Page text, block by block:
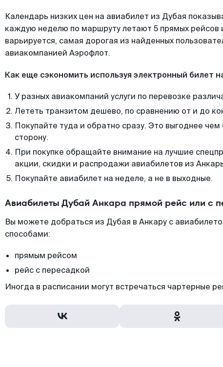
Календарь низких цен на авиабилет из Дубая
каждую неделю по маршруту летают 5 прямых рейсов
варьируется, самая дорогая из найденных
авиакомпанией Аэрофлот.
Как еще сэкономить используя электронный билет
У разных авиакомпаний услуги по перевозке
Лететь транзитом дешево, по сравнению от и до
Покупайте туда и обратно сразу. Это выгоднее
сторону.
При покупке обращайте внимание на лучшие
акции, скидки и распродажи авиабилетов из
Покупайте авиабилет на неделе, а не в выходные.
Авиабилеты Дубай Анкара прямой рейс или с
Вы можете добраться из Дубая в Анкару с
способами:
прямым рейсом
рейс с пересадкой
Иногда в расписании могут встречаться чартерные